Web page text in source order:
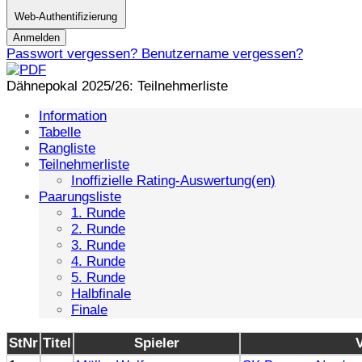
Web-Authentifizierung
Anmelden
Passwort vergessen? Benutzername vergessen?
Dähnepokal 2025/26: Teilnehmerliste
Information
Tabelle
Rangliste
Teilnehmerliste
Inoffizielle Rating-Auswertung(en)
Paarungsliste
1. Runde
2. Runde
3. Runde
4. Runde
5. Runde
Halbfinale
Finale
StNr Titel Spieler